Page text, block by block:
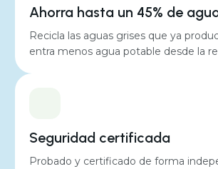
Nivel de ruido
Consumo medio de energía
280 kWh por año
Ahorra hasta un 45% de
Recicla las aguas grises que ya
entra menos agua potable desde la
Seguridad certificada
Probado y certificado de forma